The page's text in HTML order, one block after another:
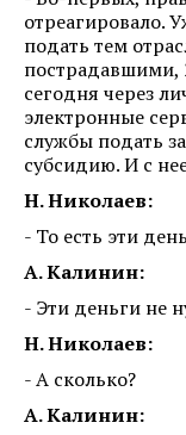
отреагировало.
подать тем
пострадавшими,
сегодня через
электронные
службы подать
субсидию. И с
Н. Николаев:
- То есть эти
А. Калинин:
- Эти деньги не
Н. Николаев:
- А сколько?
А. Калинин: